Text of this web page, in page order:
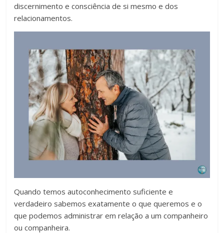
discernimento e consciência de si mesmo e dos
relacionamentos.
Quando temos autoconhecimento suficiente e
verdadeiro sabemos exatamente o que queremos e o
que podemos administrar em relação a um companheiro
ou companheira.